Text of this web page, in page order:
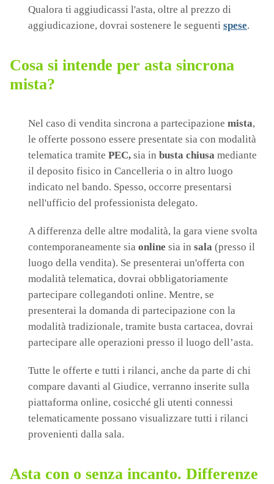
Qualora ti aggiudicassi l'asta, oltre al prezzo di
aggiudicazione, dovrai sostenere le seguenti spese.
Cosa si intende per asta sincrona
mista?
Nel caso di vendita sincrona a partecipazione mista,
le offerte possono essere presentate sia con modalità
telematica tramite PEC, sia in busta chiusa mediante
il deposito fisico in Cancelleria o in altro luogo
indicato nel bando. Spesso, occorre presentarsi
nell'ufficio del professionista delegato.
A differenza delle altre modalità, la gara viene svolta
contemporaneamente sia online sia in sala (presso il
luogo della vendita). Se presenterai un'offerta con
modalità telematica, dovrai obbligatoriamente
partecipare collegandoti online. Mentre, se
presenterai la domanda di partecipazione con la
modalità tradizionale, tramite busta cartacea, dovrai
partecipare alle operazioni presso il luogo dell’asta.
Tutte le offerte e tutti i rilanci, anche da parte di chi
compare davanti al Giudice, verranno inserite sulla
piattaforma online, cosicché gli utenti connessi
telematicamente possano visualizzare tutti i rilanci
provenienti dalla sala.
Asta con o senza incanto. Differenze